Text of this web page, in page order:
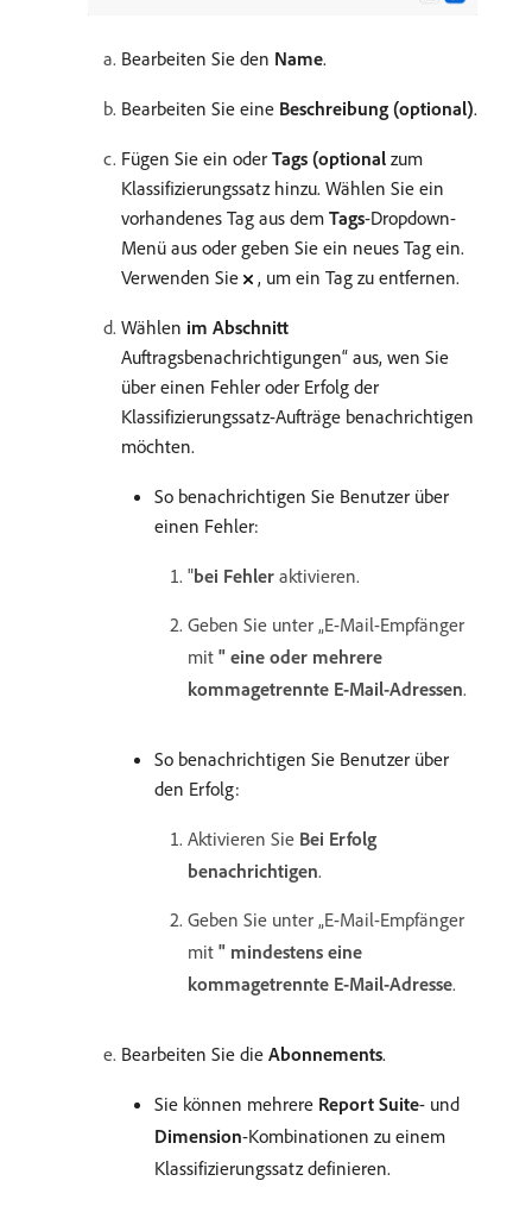
Bearbeiten Sie den Name.
Bearbeiten Sie eine Beschreibung (optional).
Fügen Sie ein oder Tags (optional zum
Klassifizierungssatz hinzu. Wählen Sie ein
vorhandenes Tag aus dem Tags-Dropdown-
Menü aus oder geben Sie ein neues Tag ein.
Verwenden Sie
, um ein Tag zu entfernen.
Wählen im Abschnitt
Auftragsbenachrichtigungen“ aus, wen Sie
über einen Fehler oder Erfolg der
Klassifizierungssatz-Aufträge benachrichtigen
möchten.
So benachrichtigen Sie Benutzer über
einen Fehler:
"bei Fehler aktivieren.
Geben Sie unter „E-Mail-Empfänger
mit " eine oder mehrere
kommagetrennte E-Mail-Adressen.
So benachrichtigen Sie Benutzer über
den Erfolg:
Aktivieren Sie Bei Erfolg
benachrichtigen.
Geben Sie unter „E-Mail-Empfänger
mit " mindestens eine
kommagetrennte E-Mail-Adresse.
Bearbeiten Sie die Abonnements.
Sie können mehrere Report Suite- und
Dimension-Kombinationen zu einem
Klassifizierungssatz definieren.